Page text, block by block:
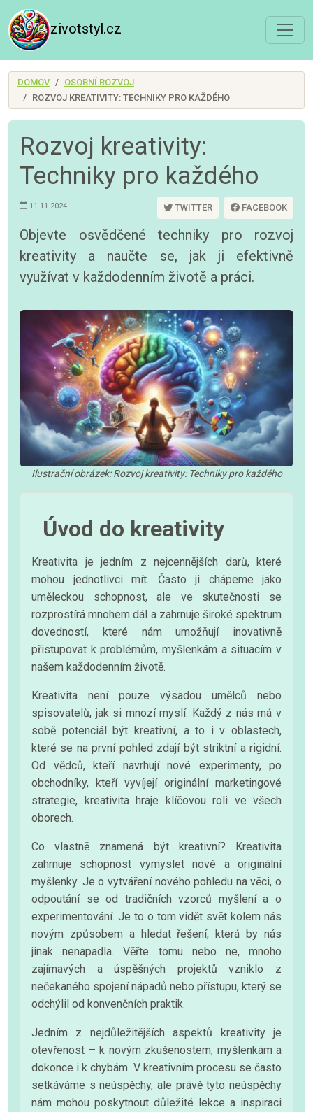
zivotstyl.cz
DOMOV
OSOBNÍ ROZVOJ
ROZVOJ KREATIVITY: TECHNIKY PRO KAŽDÉHO
Rozvoj kreativity:
Techniky pro každého
11.11.2024 TWITTER FACEBOOK
Objevte osvědčené techniky pro rozvoj
kreativity a naučte se, jak ji efektivně
využívat v každodenním životě a práci.
Ilustrační obrázek: Rozvoj kreativity: Techniky pro každého
Úvod do kreativity
Kreativita je jedním z nejcennějších darů, které
mohou jednotlivci mít. Často ji chápeme jako
uměleckou schopnost, ale ve skutečnosti se
rozprostírá mnohem dál a zahrnuje široké spektrum
dovedností, které nám umožňují inovativně
přistupovat k problémům, myšlenkám a situacím v
našem každodenním životě.
Kreativita není pouze výsadou umělců nebo
spisovatelů, jak si mnozí myslí. Každý z nás má v
sobě potenciál být kreativní, a to i v oblastech,
které se na první pohled zdají být striktní a rigidní.
Od vědců, kteří navrhují nové experimenty, po
obchodníky, kteří vyvíjejí originální marketingové
strategie, kreativita hraje klíčovou roli ve všech
oborech.
Co vlastně znamená být kreativní? Kreativita
zahrnuje schopnost vymyslet nové a originální
myšlenky. Je o vytváření nového pohledu na věci, o
odpoutání se od tradičních vzorců myšlení a o
experimentování. Je to o tom vidět svět kolem nás
novým způsobem a hledat řešení, která by nás
jinak nenapadla. Věřte tomu nebo ne, mnoho
zajímavých a úspěšných projektů vzniklo z
nečekaného spojení nápadů nebo přístupu, který se
odchýlil od konvenčních praktik.
Jedním z nejdůležitějších aspektů kreativity je
otevřenost – k novým zkušenostem, myšlenkám a
dokonce i k chybám. V kreativním procesu se často
setkáváme s neúspěchy, ale právě tyto neúspěchy
nám mohou poskytnout důležité lekce a inspiraci